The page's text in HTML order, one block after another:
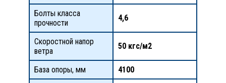
Болты класса
прочности
4,6
Скоростной напор
ветра
50 кгс/м2
База опоры, мм
4100